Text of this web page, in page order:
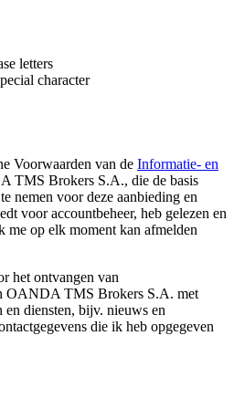
letters
character
Voorwaarden van de Informatie- en
TMS Brokers S.A., die de basis
nemen voor deze aanbieding en
voor accountbeheer, heb gelezen en
me op elk moment kan afmelden
het ontvangen van
OANDA TMS Brokers S.A. met
diensten, bijv. nieuws en
die ik heb opgegeven